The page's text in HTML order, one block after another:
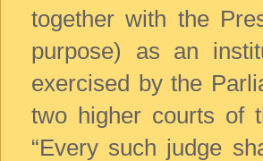
together with the
purpose) as an
exercised by the
two higher courts of
“Every such judge